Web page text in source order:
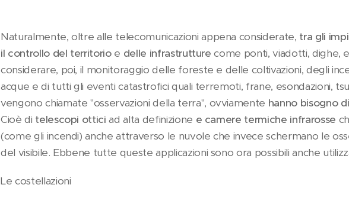
Naturalmente, oltre alle telecomunicazioni appena considerate, tra gli
il controllo del territorioe delle infrastrutture come ponti, viadotti, dighe,
considerare, poi, il monitoraggio delle foreste e delle coltivazioni, degli
acque e di tutti gli eventi catastrofici quali terremoti, frane, esondazioni,
vengono chiamate "osservazioni della terra", ovviamente hanno bisogno di
Cioè di telescopi ottici ad alta definizione e camere termiche infrarosse
(come gli incendi) anche attraverso le nuvole che invece schermano le
del visibile. Ebbene tutte queste applicazioni sono ora possibili anche
Le costellazioni